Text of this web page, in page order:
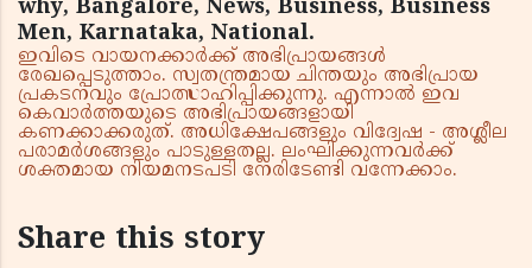
why, Bangalore, News, Business, Business
Men, Karnataka, National.
ഇവിടെ വായനക്കാർക്ക് അഭിപ്രായങ്ങൾ
രേഖപ്പെടുത്താം. സ്വതന്ത്രമായ ചിന്തയും അഭിപ്രായ
പ്രകടനവും പ്രോത്സാഹിപ്പിക്കുന്നു. എന്നാൽ ഇവ
കെവാർത്തയുടെ അഭിപ്രായങ്ങളായി
കണക്കാക്കരുത്. അധിക്ഷേപങ്ങളും വിദ്വേഷ - അശ്ലീല
പരാമർശങ്ങളും പാടുള്ളതല്ല. ലംഘിക്കുന്നവർക്ക്
ശക്തമായ നിയമനടപടി നേരിടേണ്ടി വന്നേക്കാം.
Share this story